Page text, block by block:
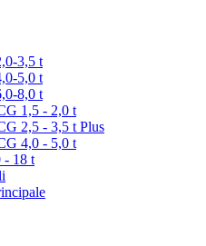
3,5 t
5,0 t
8,0 t
1,5 - 2,0 t
2,5 - 3,5 t Plus
4,0 - 5,0 t
- 18 t